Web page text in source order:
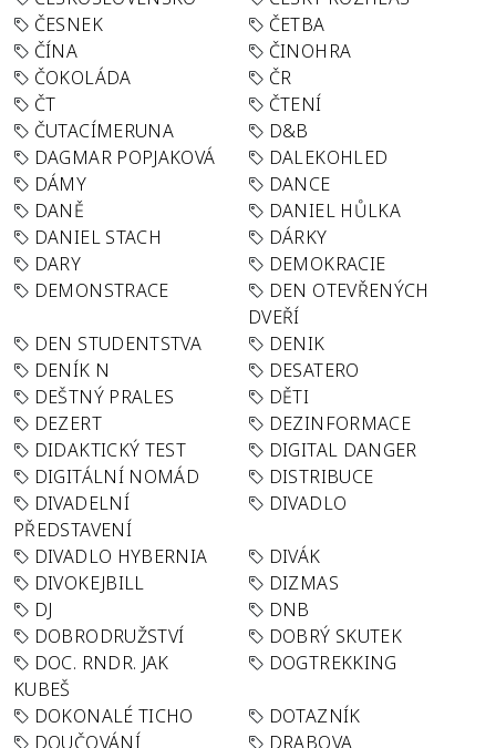
ČESNEK
ČETBA
ČÍNA
ČINOHRA
ČOKOLÁDA
ČR
ČT
ČTENÍ
ČUTACÍMERUNA
D&B
DAGMAR POPJAKOVÁ
DALEKOHLED
DÁMY
DANCE
DANĚ
DANIEL HŮLKA
DANIEL STACH
DÁRKY
DARY
DEMOKRACIE
DEMONSTRACE
DEN OTEVŘENÝCH
DVEŘÍ
DEN STUDENTSTVA
DENIK
DENÍK N
DESATERO
DEŠTNÝ PRALES
DĚTI
DEZERT
DEZINFORMACE
DIDAKTICKÝ TEST
DIGITAL DANGER
DIGITÁLNÍ NOMÁD
DISTRIBUCE
DIVADELNÍ
PŘEDSTAVENÍ
DIVADLO
DIVADLO HYBERNIA
DIVÁK
DIVOKEJBILL
DIZMAS
DJ
DNB
DOBRODRUŽSTVÍ
DOBRÝ SKUTEK
DOC. RNDR. JAK
KUBEŠ
DOGTREKKING
DOKONALÉ TICHO
DOTAZNÍK
DOUČOVÁNÍ
DRABOVA